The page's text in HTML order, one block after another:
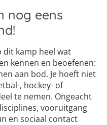
nog eens
kamp heel wat
kennen en beoefenen:
aan bod. Je hoeft niet
, hockey- of
te nemen. Ongeacht
vooruitgang
en sociaal contact